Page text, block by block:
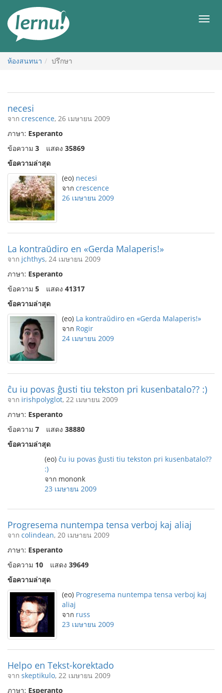
สารบัญ
เมนู
ห้องสนทนา ปรึกษา
necesi
จาก crescence, 26 เมษายน 2009
ภาษา: Esperanto
ข้อความ 3 แสดง 35869
ข้อความล่าสุด
(eo) necesi
จาก crescence
26 เมษายน 2009
La kontraŭdiro en «Gerda Malaperis!»
จาก jchthys, 24 เมษายน 2009
ภาษา: Esperanto
ข้อความ 5 แสดง 41317
ข้อความล่าสุด
(eo) La kontraŭdiro en «Gerda Malaperis!»
จาก Rogir
24 เมษายน 2009
ĉu iu povas ĝusti tiu tekston pri kusenbatalo?? :)
จาก irishpolyglot, 22 เมษายน 2009
ภาษา: Esperanto
ข้อความ 7 แสดง 38880
ข้อความล่าสุด
(eo) ĉu iu povas ĝusti tiu tekston pri kusenbatalo??
:)
จาก mononk
23 เมษายน 2009
Progresema nuntempa tensa verboj kaj aliaj
จาก colindean, 20 เมษายน 2009
ภาษา: Esperanto
ข้อความ 10 แสดง 39649
ข้อความล่าสุด
(eo) Progresema nuntempa tensa verboj kaj
aliaj
จาก russ
23 เมษายน 2009
Helpo en Tekst-korektado
จาก skeptikulo, 22 เมษายน 2009
ภาษา: Esperanto